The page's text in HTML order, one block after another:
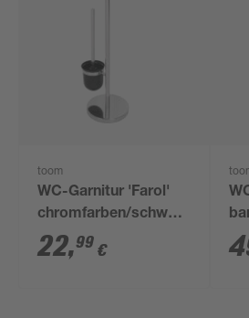
toom
WC-Garnitur 'Farol'
chromfarben/schwarz
27 x 58 x 18 cm
22,99 €